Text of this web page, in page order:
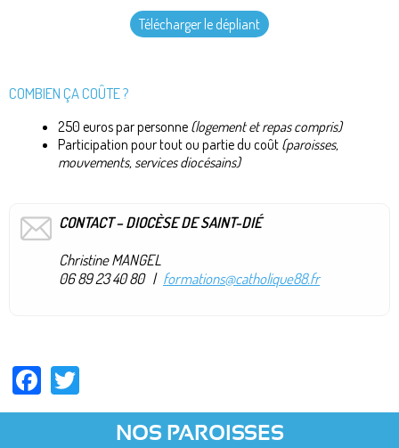
Télécharger le dépliant
COMBIEN ÇA COÛTE ?
250 euros par personne (logement et repas compris)
Participation pour tout ou partie du coût (paroisses,
mouvements, services diocésains)
CONTACT – DIOCÈSE DE SAINT-DIÉ
Christine MANGEL
06 89 23 40 80 | formations@catholique88.fr
Facebook
NOS PAROISSES